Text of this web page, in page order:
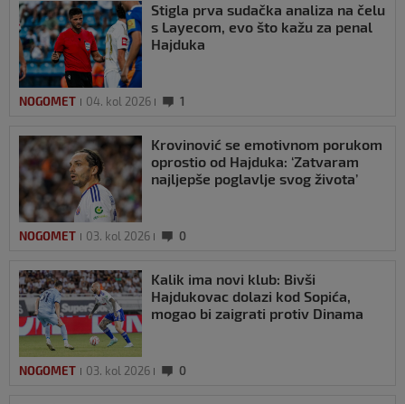
Stigla prva sudačka analiza na čelu
s Layecom, evo što kažu za penal
Hajduka
NOGOMET 04. kol 2026 1
Krovinović se emotivnom porukom
oprostio od Hajduka: ‘Zatvaram
najljepše poglavlje svog života’
NOGOMET 03. kol 2026 0
Kalik ima novi klub: Bivši
Hajdukovac dolazi kod Sopića,
mogao bi zaigrati protiv Dinama
NOGOMET 03. kol 2026 0